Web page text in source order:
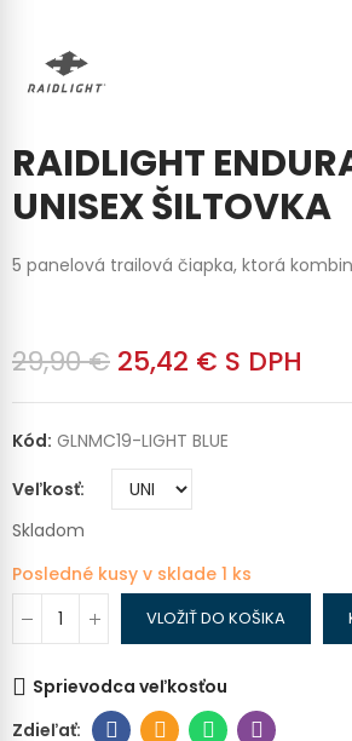
RAIDLIGHT
UNISEX ŠILTOVKA
5 panelová trailová čiapka, ktorá
29,90 € 25,42 € S DPH
Kód: GLNMC19-LIGHT BLUE
Veľkosť
Skladom
Posledné kusy v sklade 1 ks
VLOŽIŤ DO KOŠIKA
Sprievodca veľkosťou